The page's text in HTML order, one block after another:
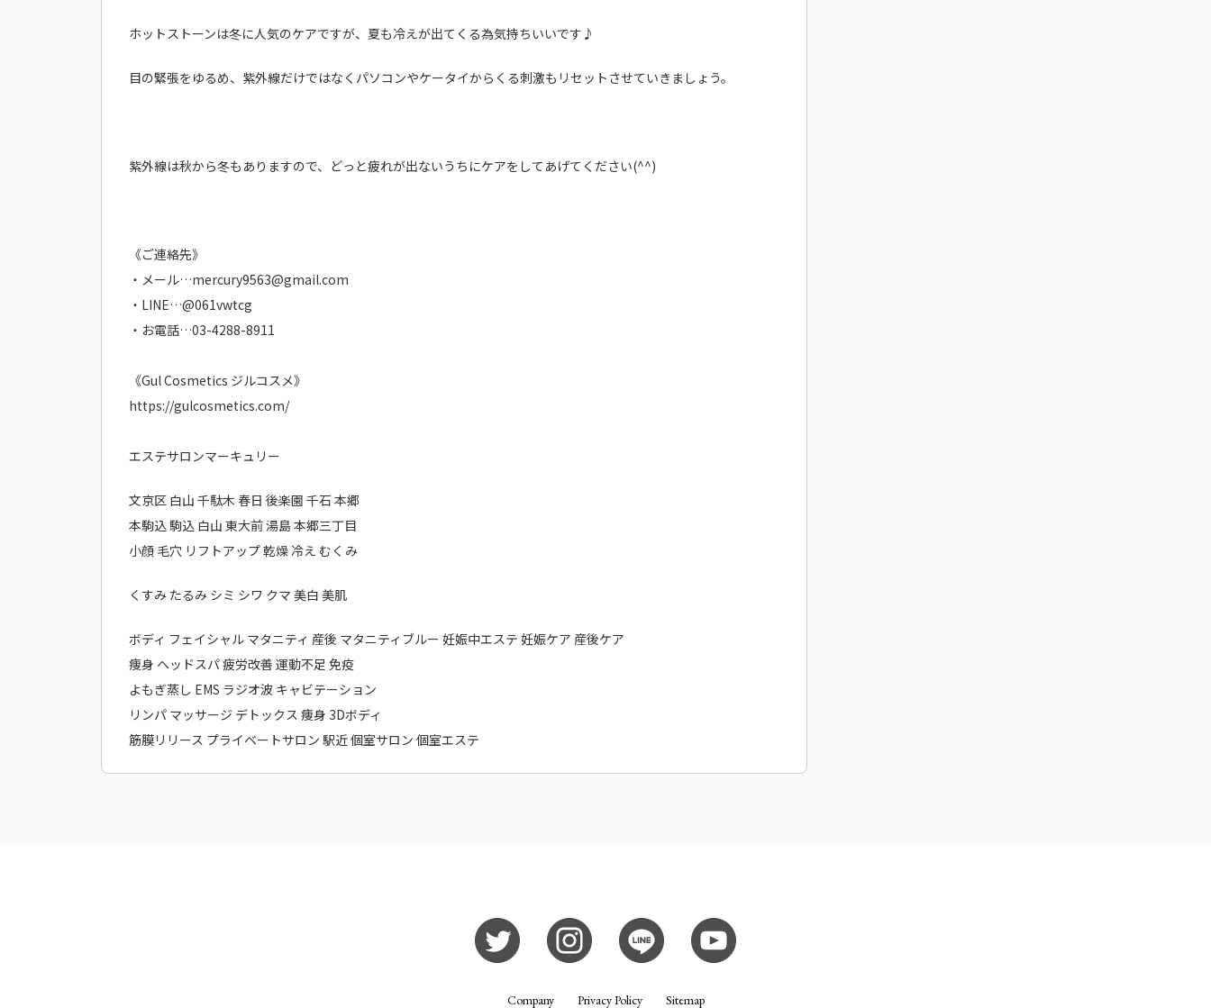
ホットストーンは冬に人気のケアですが、夏も冷えが出てくる為気持ちいいです♪
目の緊張をゆるめ、紫外線だけではなくパソコンやケータイからくる刺激もリセットさせていきましょう。
紫外線は秋から冬もありますので、どっと疲れが出ないうちにケアをしてあげてください(^^)
《ご連絡先》
・メール…mercury9563@gmail.com
・LINE…@061vwtcg
・お電話…03-4288-8911
《Gul Cosmetics ジルコスメ》
https://gulcosmetics.com/
エステサロンマーキュリー
文京区 白山 千駄木 春日 後楽園 千石 本郷
本駒込 駒込 白山 東大前 湯島 本郷三丁目
小顔 毛穴 リフトアップ 乾燥 冷え むくみ
くすみ たるみ シミ シワ クマ 美白 美肌
ボディ フェイシャル マタニティ 産後 マタニティブルー 妊娠中エステ 妊娠ケア 産後ケア
痩身 ヘッドスパ 疲労改善 運動不足 免疫
よもぎ蒸し EMS ラジオ波 キャビテーション
リンパ マッサージ デトックス 痩身 3Dボディ
筋膜リリース プライベートサロン 駅近 個室サロン 個室エステ
Company Privacy Policy Sitemap